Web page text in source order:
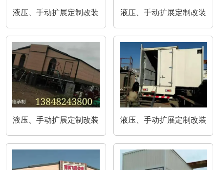
液压、手动扩展定制改装 液压、手动扩展定制改装
液压、手动扩展定制改装 液压、手动扩展定制改装